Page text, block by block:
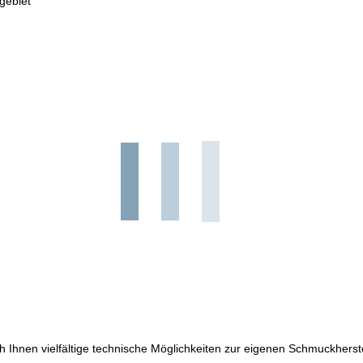
vielfältige technische Möglichkeiten zur eigenen